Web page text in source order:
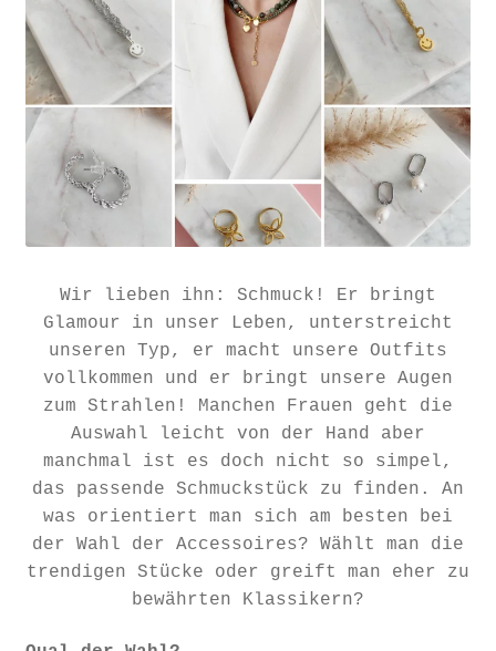
Wir lieben ihn: Schmuck! Er bringt
Glamour in unser Leben, unterstreicht
unseren Typ, er macht unsere Outfits
vollkommen und er bringt unsere Augen
zum Strahlen! Manchen Frauen geht die
Auswahl leicht von der Hand aber
manchmal ist es doch nicht so simpel,
das passende Schmuckstück zu finden. An
was orientiert man sich am besten bei
der Wahl der Accessoires? Wählt man die
trendigen Stücke oder greift man eher zu
bewährten Klassikern?